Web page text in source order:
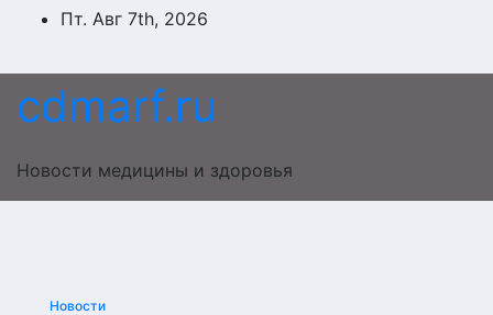
ПерейтиПт. Авг 7th, 2026
cdmarf.ru
Новости медицины и здоровья
Новости